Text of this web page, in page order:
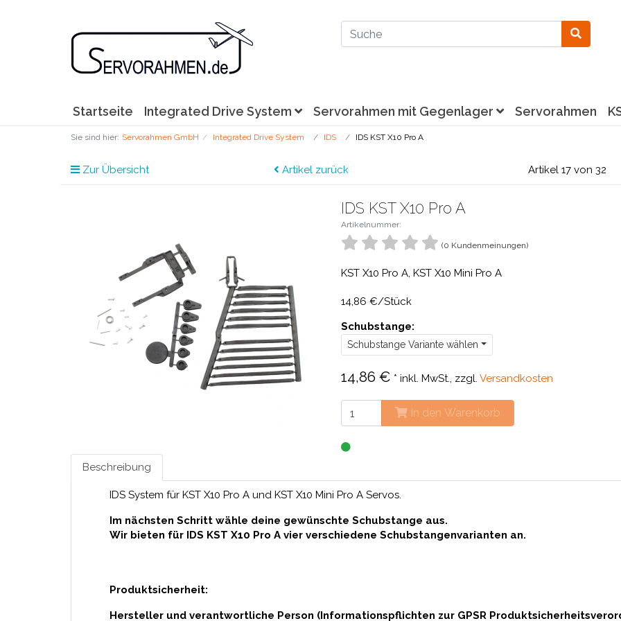
Startseite Integrated Drive System Servorahmen mit Gegenlager Servorahmen
Sie sind hier: Servorahmen GmbH Integrated Drive System IDS IDS KST X10 Pro A
Zur Übersicht Artikel zurück Artikel 17 von 32
IDS KST X10 Pro A
Artikelnummer:
(0 Kundenmeinungen)
KST X10 Pro A, KST X10 Mini Pro A
14,86 €/Stück
Schubstange:
Schubstange Variante wählen
14,86 € * inkl. MwSt., zzgl. Versandkosten
In den Warenkorb
Beschreibung
IDS System für KST X10 Pro A und KST X10 Mini Pro A Servos.
Im nächsten Schritt wähle deine gewünschte Schubstange aus.
Wir bieten für IDS KST X10 Pro A vier verschiedene Schubstangenvarianten an.
Produktsicherheit:
Hersteller und verantwortliche Person (Informationspflichten zur GPSR